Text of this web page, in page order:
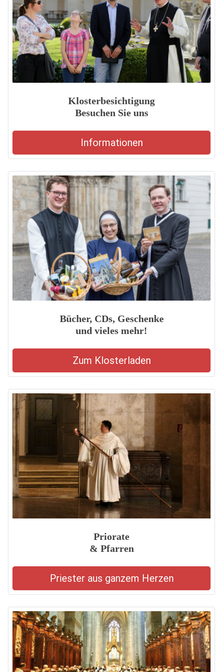
Klosterbesichtigung
Besuchen Sie uns
Informationen
Bücher, CDs, Geschenke
und vieles mehr!
Zum Klosterladen
Priorate
& Pfarren
Priester aus ganzem Herzen